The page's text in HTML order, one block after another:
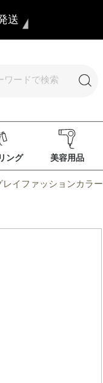
送
ング 美容用品
レイファッションカラー